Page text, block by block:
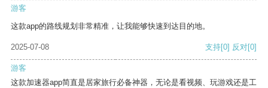
游客
这款app的路线规划非常精准，让我能够快速到达目的地。
2025-07-08 支持[0] 反对[0]
游客
这款加速器app简直是居家旅行必备神器，无论是看视频、玩游戏还是工